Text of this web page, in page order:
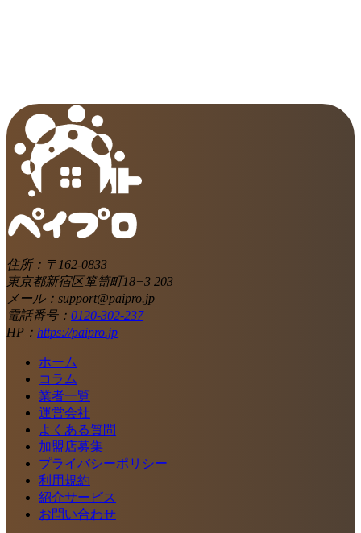
住所：〒162-0833
東京都新宿区箪笥町18−3 203
メール：support@paipro.jp
電話番号： 0120-302-237
HP： https://paipro.jp
ホーム
コラム
業者一覧
運営会社
よくある質問
加盟店募集
プライバシーポリシー
利用規約
紹介サービス
お問い合わせ